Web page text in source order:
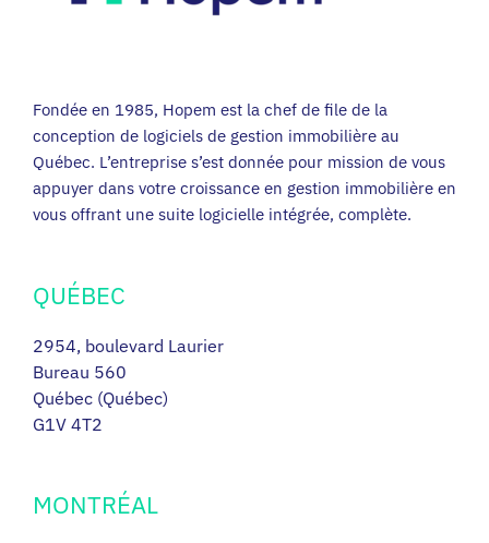
Fondée en 1985, Hopem est la chef de file de la
conception de logiciels de gestion immobilière au
Québec. L’entreprise s’est donnée pour mission de vous
appuyer dans votre croissance en gestion immobilière en
vous offrant une suite logicielle intégrée, complète.
QUÉBEC
2954, boulevard Laurier
Bureau 560
Québec (Québec)
G1V 4T2
MONTRÉAL